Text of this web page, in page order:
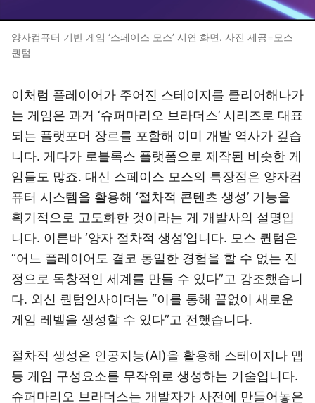
양자컴퓨터 기반 게임 ‘스페이스 모스’ 시연 화면. 사진 제공=모스
퀀텀
이처럼 플레이어가 주어진 스테이지를 클리어해나가
는 게임은 과거 ‘슈퍼마리오 브라더스’ 시리즈로 대표
되는 플랫포머 장르를 포함해 이미 개발 역사가 깊습
니다. 게다가 로블록스 플랫폼으로 제작된 비슷한 게
임들도 많죠. 대신 스페이스 모스의 특장점은 양자컴
퓨터 시스템을 활용해 ‘절차적 콘텐츠 생성’ 기능을
획기적으로 고도화한 것이라는 게 개발사의 설명입
니다. 이른바 ‘양자 절차적 생성’입니다. 모스 퀀텀은
“어느 플레이어도 결코 동일한 경험을 할 수 없는 진
정으로 독창적인 세계를 만들 수 있다”고 강조했습니
다. 외신 퀀텀인사이더는 “이를 통해 끝없이 새로운
게임 레벨을 생성할 수 있다”고 전했습니다.
절차적 생성은 인공지능(AI)을 활용해 스테이지나 맵
등 게임 구성요소를 무작위로 생성하는 기술입니다.
슈퍼마리오 브라더스는 개발자가 사전에 만들어놓은